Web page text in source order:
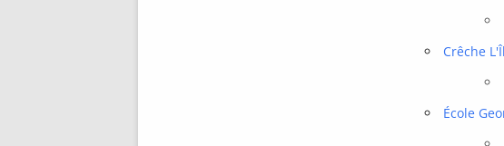
Crêche
École